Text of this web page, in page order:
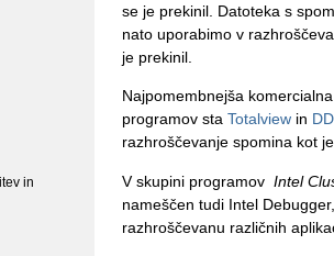
in
se je prekinil. Datoteka s
nato uporabimo v
je prekinil.
Najpomembnejša
programov sta Totalview in
razhroščevanje spomina kot
V skupini programov Intel
nameščen tudi Intel
razhroščevanu različnih